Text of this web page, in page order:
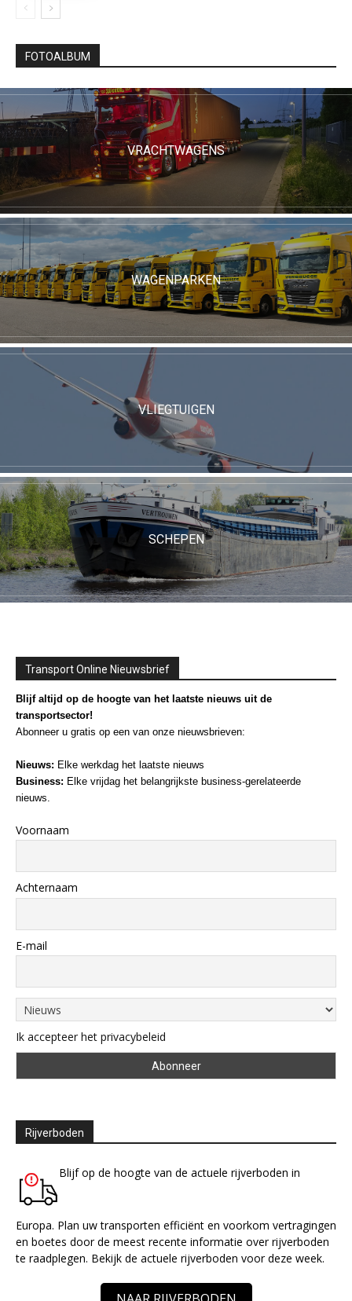
FOTOALBUM
VRACHTWAGENS
WAGENPARKEN
VLIEGTUIGEN
SCHEPEN
Transport Online Nieuwsbrief
Blijf altijd op de hoogte van het laatste nieuws uit de
transportsector!
Abonneer u gratis op een van onze nieuwsbrieven:
Nieuws: Elke werkdag het laatste nieuws
Business: Elke vrijdag het belangrijkste business-gerelateerde
nieuws.
Voornaam
Achternaam
E-mail
Ik accepteer het privacybeleid
Rijverboden
Blijf op de hoogte van de actuele rijverboden in
Europa. Plan uw transporten efficiënt en voorkom vertragingen
en boetes door de meest recente informatie over rijverboden
te raadplegen. Bekijk de actuele rijverboden voor deze week.